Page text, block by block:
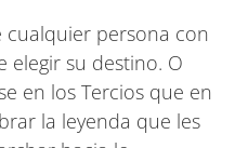
persona con
elegir su destino. O
en los Tercios que en
la leyenda que les